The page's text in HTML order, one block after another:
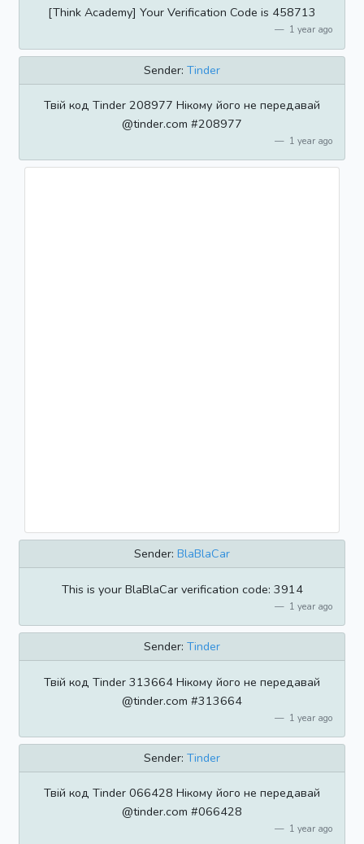
[Think Academy] Your Verification Code is 458713
1 year ago
Sender: Tinder
Твій код Tinder 208977 Нікому його не передавай
@tinder.com #208977
1 year ago
Sender: BlaBlaCar
This is your BlaBlaCar verification code: 3914
1 year ago
Sender: Tinder
Твій код Tinder 313664 Нікому його не передавай
@tinder.com #313664
1 year ago
Sender: Tinder
Твій код Tinder 066428 Нікому його не передавай
@tinder.com #066428
1 year ago